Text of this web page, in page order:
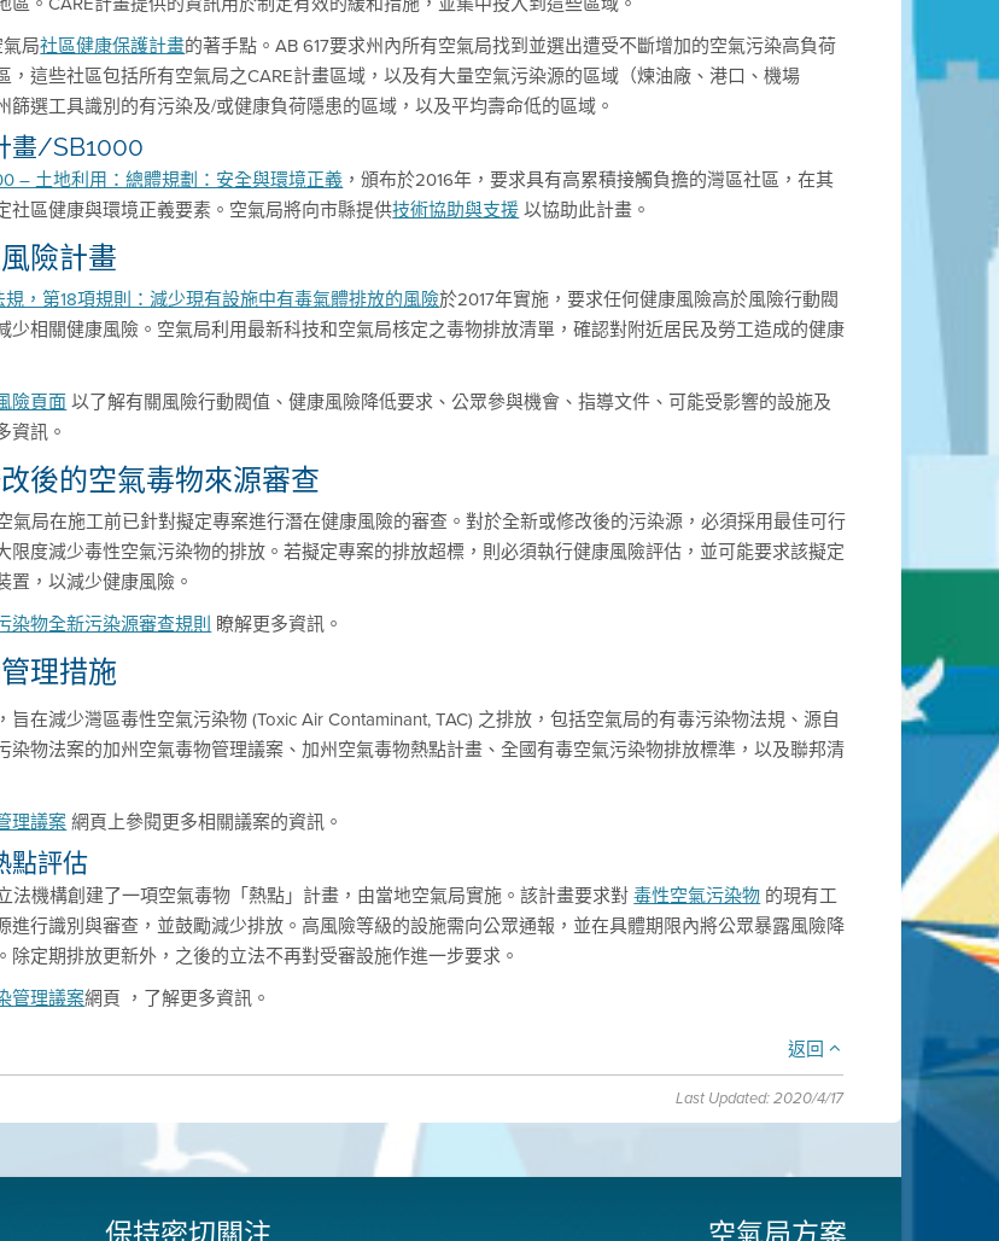
氣局社區健康保護計畫的著手點。AB 617要求州內所有空氣局找到並選出遭受不斷增加的空氣污染高負荷
，這些社區包括所有空氣局之CARE計畫區域，以及有大量空氣污染源的區域（煉油廠、港口、機場
篩選工具識別的有污染及/或健康負荷隱患的區域，以及平均壽命低的區域。
畫/SB1000
– 土地利用：總體規劃：安全與環境正義 ，頒布於2016年，要求具有高累積接觸負擔的灣區社區，在其
社區健康與環境正義要素。空氣局將向市縣提供技術協助與支援以協助此計畫。
險計畫
規，第18項規則：減少現有設施中有毒氣體排放的風險於2017年實施，要求任何健康風險高於風險行動閥
少相關健康風險。空氣局利用最新科技和空氣局核定之毒物排放清單，確認對附近居民及勞工造成的健康
險頁面以了解有關風險行動閥值、健康風險降低要求、公眾參與機會、指導文件、可能受影響的設施及
資訊。
後的空氣毒物來源審查
氣局在施工前已針對擬定專案進行潛在健康風險的審查。對於全新或修改後的污染源，必須採用最佳可行
限度減少毒性空氣污染物的排放。若擬定專案的排放超標，則必須執行健康風險評估，並可能要求該擬定
置，以減少健康風險。
染物全新污染源審查規則 瞭解更多資訊。
理措施
旨在減少灣區毒性空氣污染物 (Toxic Air Contaminant, TAC) 之排放，包括空氣局的有毒污染物法規、源自
染物法案的加州空氣毒物管理議案、加州空氣毒物熱點計畫、全國有毒空氣污染物排放標準，以及聯邦清
理議案網頁上參閱更多相關議案的資訊。
點評估
法機構創建了一項空氣毒物「熱點」計畫，由當地空氣局實施。該計畫要求對毒性空氣污染物 的現有工
進行識別與審查，並鼓勵減少排放。高風險等級的設施需向公眾通報，並在具體期限內將公眾暴露風險降
除定期排放更新外，之後的立法不再對受審設施作進一步要求。
管理議案網頁 ，了解更多資訊。
返回
Last Updated: 2020/4/17
保持密切關注 空氣局方案